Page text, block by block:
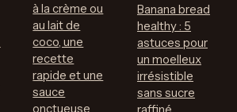
à la crème ou
au lait de
coco, une
recette
rapide et une
sauce
onctueuse
Banana bread
healthy : 5
astuces pour
un moelleux
irrésistible
sans sucre